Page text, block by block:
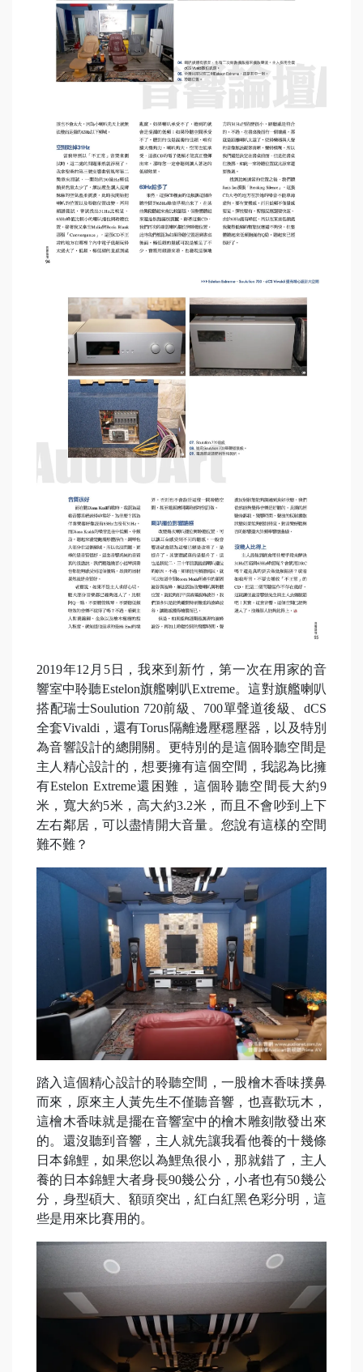
2019年12月5日，我來到新竹，第一次在用家的音
響室中聆聽Estelon旗艦喇叭Extreme。這對旗艦喇叭
搭配瑞士Soulution 720前級、700單聲道後級、dCS
全套Vivaldi，還有Torus隔離邊壓穩壓器，以及特別
為音響設計的總開關。更特別的是這個聆聽空間是
主人精心設計的，想要擁有這個空間，我認為比擁
有Estelon Extreme還困難，這個聆聽空間長大約9
米，寬大約5米，高大約3.2米，而且不會吵到上下
左右鄰居，可以盡情開大音量。您說有這樣的空間
難不難？
踏入這個精心設計的聆聽空間，一股檜木香味撲鼻
而來，原來主人黃先生不僅聽音響，也喜歡玩木，
這檜木香味就是擺在音響室中的檜木雕刻散發出來
的。還沒聽到音響，主人就先讓我看他養的十幾條
日本錦鯉，如果您以為鯉魚很小，那就錯了，主人
養的日本錦鯉大者身長90幾公分，小者也有50幾公
分，身型碩大、額頭突出，紅白紅黑色彩分明，這
些是用來比賽用的。